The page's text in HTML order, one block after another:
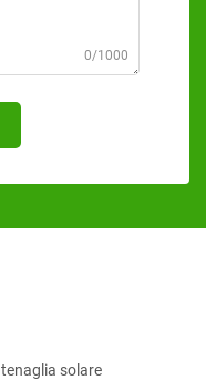
0/1000
tenaglia solare